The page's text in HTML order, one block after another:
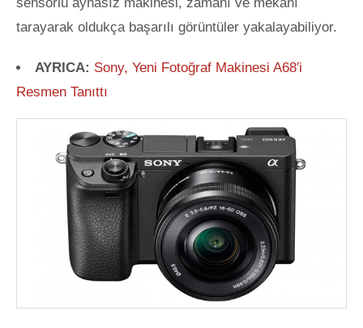
sensörlü aynasız makinesi, zamanı ve mekanı
tarayarak oldukça başarılı görüntüler yakalayabiliyor.
AYRICA: Sony, Yeni Fotoğraf Makinesi A68′i
Resmen Tanıttı